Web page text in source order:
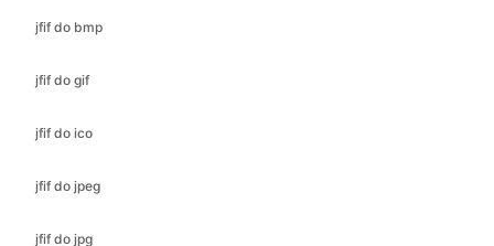
jfif do ico
jfif do jpeg
jfif do jpg
jfif do png